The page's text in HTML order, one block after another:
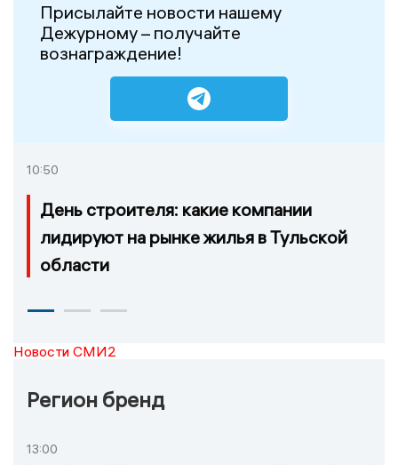
Присылайте новости нашему
Дежурному – получайте
вознаграждение!
10:50
День строителя: какие компании
лидируют на рынке жилья в Тульской
области
Новости СМИ2
Регион бренд
13:00